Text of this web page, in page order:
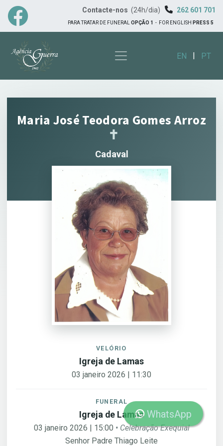
Contacte-nos (24h/dia) 262 601 701
PARA TRATAR DE FUNERAL OPÇÃO 1 - FOR ENGLISH PRESS 5
EN | PT
Maria José Teodora Gomes Arroz
✝︎
Cadaval
VELÓRIO
Igreja de Lamas
03 janeiro 2026 | 11:30
FUNERAL
Igreja de Lamas
03 janeiro 2026 | 15:00 • Celebração Exequial
Senhor Padre Thiago Leite
WhatsApp